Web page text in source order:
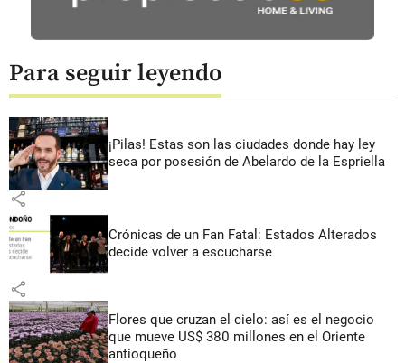
Para seguir leyendo
¡Pilas! Estas son las ciudades donde hay ley
seca por posesión de Abelardo de la Espriella
share
Crónicas de un Fan Fatal: Estados Alterados
decide volver a escucharse
share
Flores que cruzan el cielo: así es el negocio
que mueve US$ 380 millones en el Oriente
antioqueño